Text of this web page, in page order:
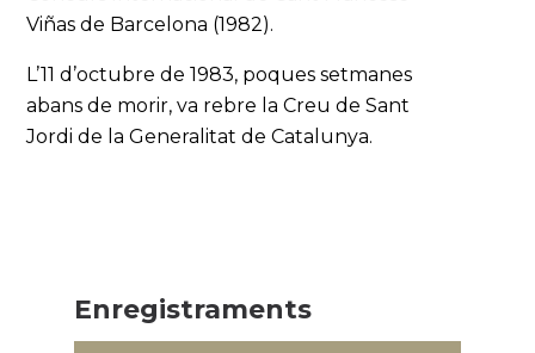
Viñas de Barcelona (1982).
L’11 d’octubre de 1983, poques setmanes
abans de morir, va rebre la Creu de Sant
Jordi de la Generalitat de Catalunya.
Enregistraments